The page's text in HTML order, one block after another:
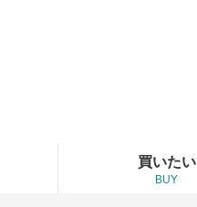
買いたい
BUY